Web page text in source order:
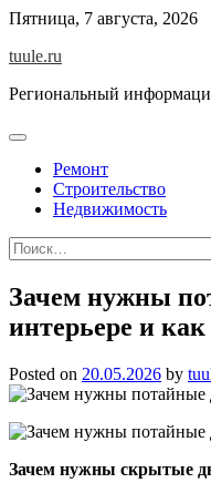
Skip
content
Пятница, 7 августа, 2026
tuule.ru
Региональный
Ремонт
Строительство
Недвижимость
Найти:
Зачем нужны
интерьере и
Posted on 20.05.2026 by
Зачем нужны скрытые